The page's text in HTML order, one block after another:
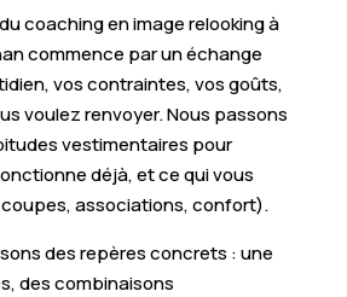
coaching en image relooking à
commence par un échange
vos contraintes, vos goûts,
voulez renvoyer. Nous passons
vestimentaires pour
déjà, et ce qui vous
associations, confort).
des repères concrets : une
des combinaisons